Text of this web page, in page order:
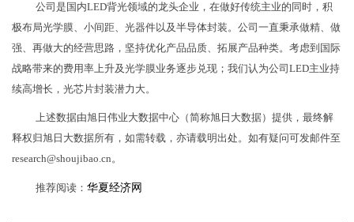
公司是国内LED背光领域的龙头企业，在做好传统主业的同时，积
极布局光学膜、小间距、光器件以及半导体封装。公司一直秉承做精、做
强、再做大的经营思路，坚持优化产品品质、拓展产品种类。考虑到国际
战略带来的费用率上升及光学膜业务逐步兑现；我们认为公司LED主业持
续高增长，光芯片封装潜力大。
上述数据由旭日伟业大数据中心（简称旭日大数据）提供，最终解
释权归旭日大数据所有，如需转载，亦请载明出处。如有疑问可发邮件至
research@shoujibao.cn。
推荐阅读： 华夏经济网